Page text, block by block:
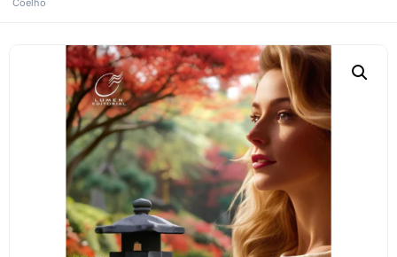
Coelho